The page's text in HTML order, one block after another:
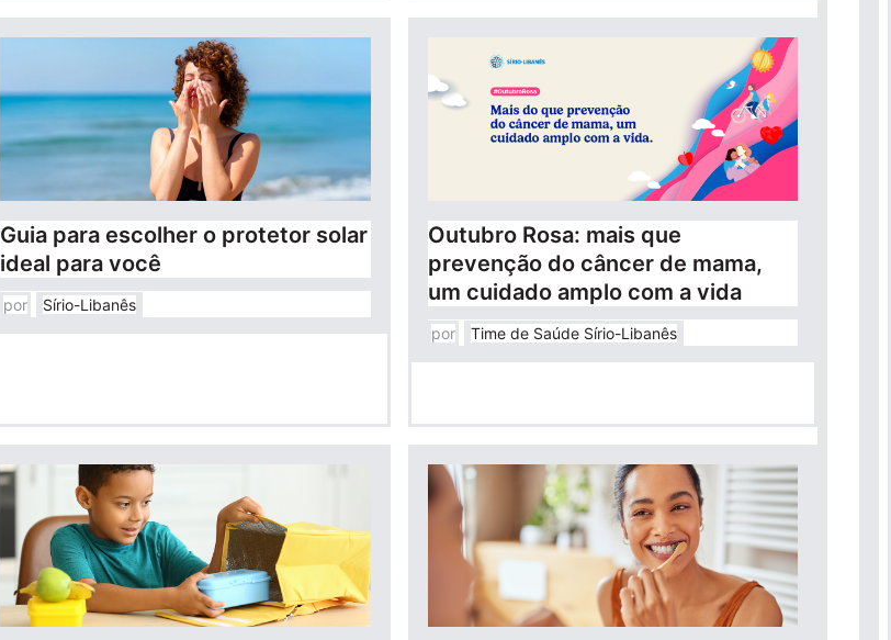
Guia para escolher o protetor solar
ideal para você
por Sírio-Libanês
Outubro Rosa: mais que
prevenção do câncer de mama,
um cuidado amplo com a vida
por Time de Saúde Sírio-Libanês